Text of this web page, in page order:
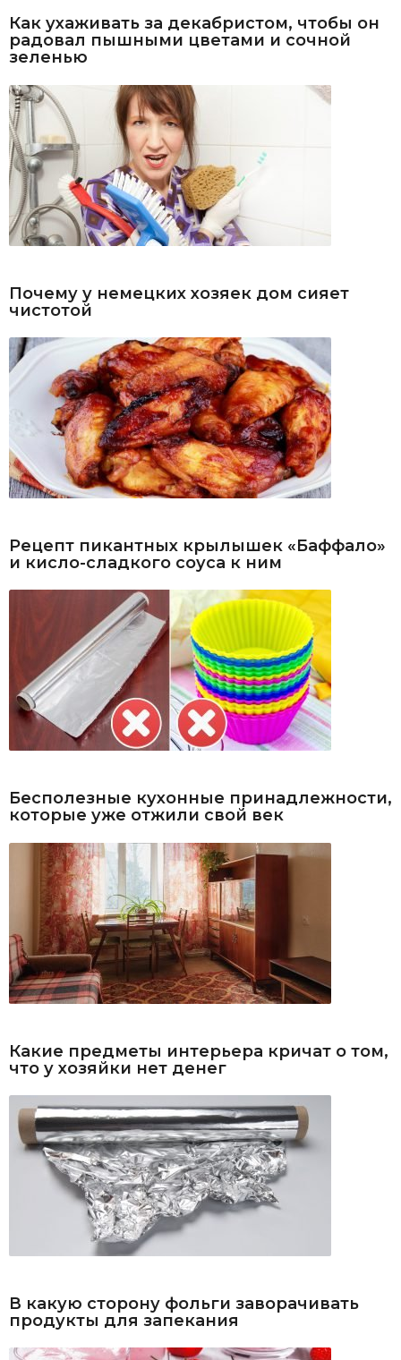
Как ухаживать за декабристом, чтобы он
радовал пышными цветами и сочной
зеленью
Почему у немецких хозяек дом сияет
чистотой
Рецепт пикантных крылышек «Баффало»
и кисло-сладкого соуса к ним
Бесполезные кухонные принадлежности,
которые уже отжили свой век
Какие предметы интерьера кричат о том,
что у хозяйки нет денег
В какую сторону фольги заворачивать
продукты для запекания